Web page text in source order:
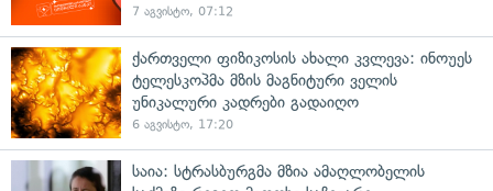
7 აგვისტო, 07:12
ქართველი ფიზიკოსის ახალი კვლევა: ინოუეს
ტელესკოპმა მზის მაგნიტური ველის
უნიკალური კადრები გადაიღო
6 აგვისტო, 17:20
საია: სტრასბურგმა მზია ამაღლობელის